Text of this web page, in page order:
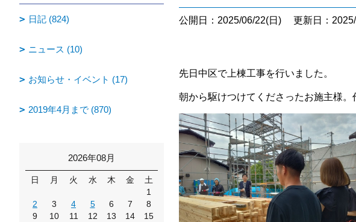
公開日：2025/06/22(日) 更新日：
先日中区で上棟工事を行いました。
朝から駆けつけてくださったお施主様
日記 (824)
ニュース (10)
お知らせ・イベント (17)
2019年4月まで (870)
2026年08月
日 月 火 水 木 金
土
1
2
3 4 5 6 7
8
9
10 11 12 13 14
15